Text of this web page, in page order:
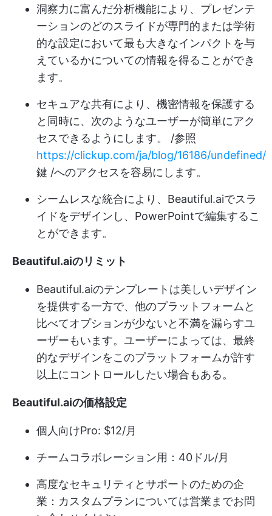
洞察力に富んだ分析機能により、プレゼンテ
ーションのどのスライドが専門的または学術
的な設定において最も大きなインパクトを与
えているかについての情報を得ることができ
ます。
セキュアな共有により、機密情報を保護する
と同時に、次のようなユーザーが簡単にアク
セスできるようにします。 /参照
https://clickup.com/ja/blog/16186/undefined/
鍵 /へのアクセスを容易にします。
シームレスな統合により、Beautiful.aiでスラ
イドをデザインし、PowerPointで編集するこ
とができます。
Beautiful.aiのリミット
Beautiful.aiのテンプレートは美しいデザイン
を提供する一方で、他のプラットフォームと
比べてオプションが少ないと不満を漏らすユ
ーザーもいます。ユーザーによっては、最終
的なデザインをこのプラットフォームが許す
以上にコントロールしたい場合もある。
Beautiful.aiの価格設定
個人向けPro: $12/月
チームコラボレーション用：40ドル/月
高度なセキュリティとサポートのための企
業：カスタムプランについては営業までお問